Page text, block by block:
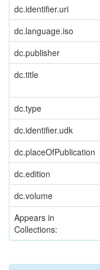
dc.identifier.uri
dc.language.iso
dc.publisher
dc.title
dc.type
dc.identifier.udk
dc.placeOfPublication
dc.edition
dc.volume
Appears in
Collections: